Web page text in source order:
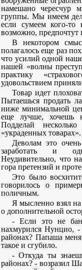
намешано чересчур
группы. Мы имеем
если сумеем кого-то
возможно, предпочтут
В некотором
полагалось еще раз
что усилий одной
нашей «волны
практику
удовольствием
Товар идет
Пытаешься продать
ниже минимальной
еще лучше, хочешь
Подделай
«украденных
Деволам это
заработать и
Неудивительно, что
гора претензий и
Это было
говорилось о
поличным.
Я мысленно взял на
о дополнительной
- Если это не
нахмурился Нунцио,
районах? Папаша
такое и сгубило.
- Откуда ты
районах? - возразил